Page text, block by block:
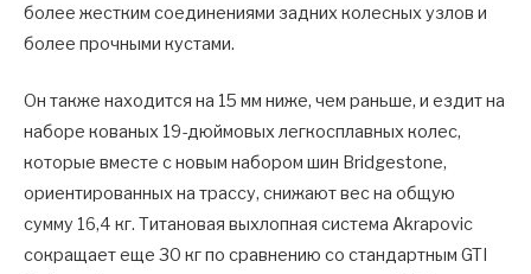
более жестким соединениями задних колесных узлов и
более прочными кустами.
Он также находится на 15 мм ниже, чем раньше, и ездит на
наборе кованых 19-дюймовых легкосплавных колес,
которые вместе с новым набором шин Bridgestone,
ориентированных на трассу, снижают вес на общую
сумму 16,4 кг. Титановая выхлопная система Akrapovic
сокращает еще 30 кг по сравнению со стандартным GTI